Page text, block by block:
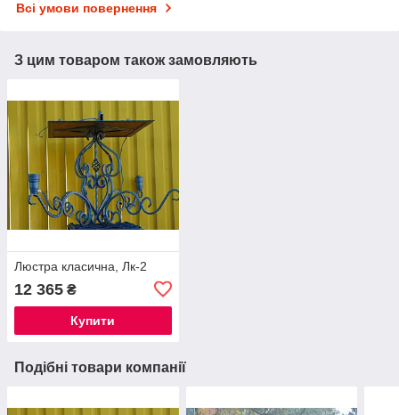
Всі умови повернення
З цим товаром також замовляють
Люстра класична, Лк-2
12 365 ₴
Купити
Подібні товари компанії